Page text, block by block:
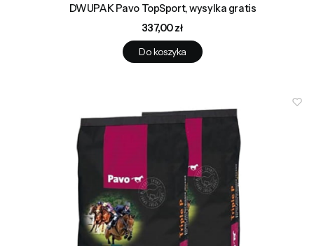
DWUPAK Pavo TopSport, wysylka gratis
Cena
337,00 zł
Do koszyka